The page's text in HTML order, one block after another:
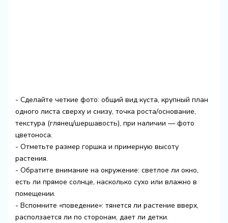
- Сделайте четкие фото: общий вид куста, крупный план
одного листа сверху и снизу, точка роста/основание,
текстура (глянец/шершавость), при наличии — фото
цветоноса.
- Отметьте размер горшка и примерную высоту
растения.
- Обратите внимание на окружение: светлое ли окно,
есть ли прямое солнце, насколько сухо или влажно в
помещении.
- Вспомните «поведение»: тянется ли растение вверх,
расползается ли по сторонам, дает ли детки.